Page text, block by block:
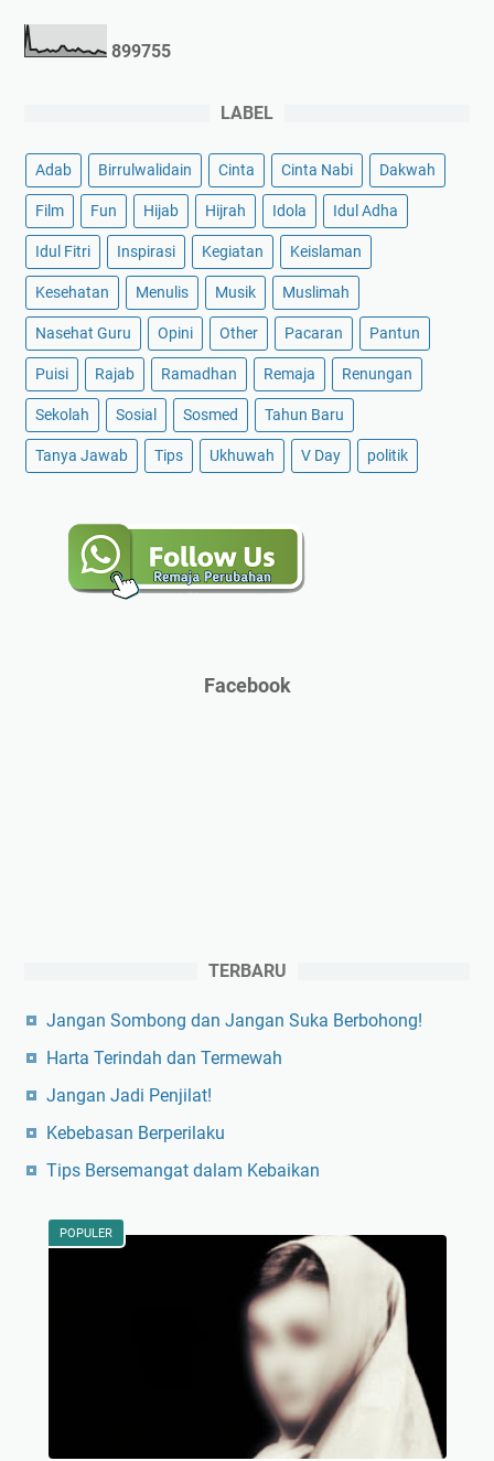
899755
LABEL
Adab Birrulwalidain Cinta Cinta Nabi Dakwah
Film Fun Hijab Hijrah Idola Idul Adha
Idul Fitri Inspirasi Kegiatan Keislaman
Kesehatan Menulis Musik Muslimah
Nasehat Guru Opini Other Pacaran Pantun
Puisi Rajab Ramadhan Remaja Renungan
Sekolah Sosial Sosmed Tahun Baru
Tanya Jawab Tips Ukhuwah V Day politik
Facebook
TERBARU
Jangan Sombong dan Jangan Suka Berbohong!
Harta Terindah dan Termewah
Jangan Jadi Penjilat!
Kebebasan Berperilaku
Tips Bersemangat dalam Kebaikan
POPULER